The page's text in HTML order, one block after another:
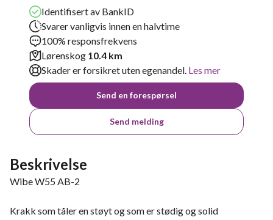
Identifisert av BankID
Svarer vanligvis innen en halvtime
100% responsfrekvens
Lørenskog 10.4 km
Skader er forsikret uten egenandel. Les mer
Send en forespørsel
Send melding
Beskrivelse
Wibe W55 AB-2
Krakk som tåler en støyt og som er stødig og solid